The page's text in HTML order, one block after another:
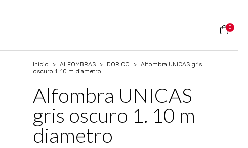
0
Inicio > ALFOMBRAS > DORICO > Alfombra UNICAS gris
oscuro 1. 10 m diametro
Alfombra UNICAS
gris oscuro 1. 10 m
diametro